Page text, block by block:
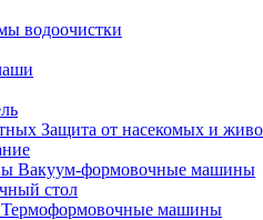
водоочистки
Защита от насекомых и
Вакуум-формовочные машины
стол
Термоформовочные машины